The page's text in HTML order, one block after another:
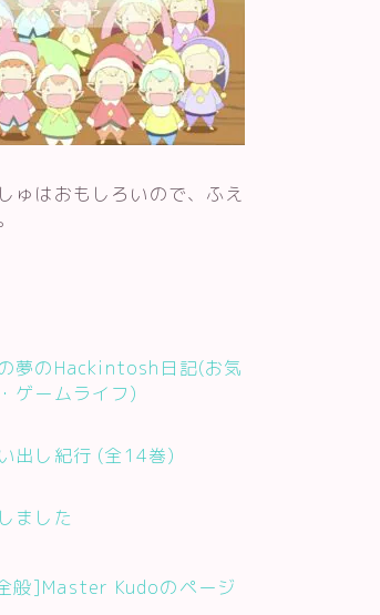
ゅはおもしろいので、ふえ
夢のHackintosh日記(お気
ゲームライフ)
出し紀行 (全14巻)
ました
般]Master Kudoのページ